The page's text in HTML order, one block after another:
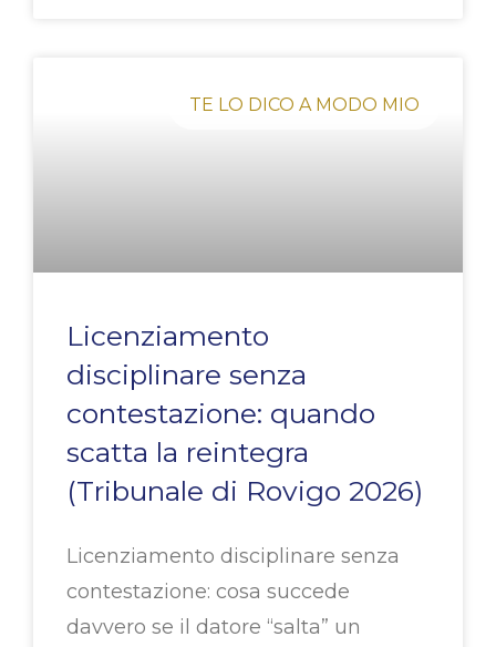
TE LO DICO A MODO MIO
Licenziamento
disciplinare senza
contestazione: quando
scatta la reintegra
(Tribunale di Rovigo 2026)
Licenziamento disciplinare senza
contestazione: cosa succede
davvero se il datore “salta” un